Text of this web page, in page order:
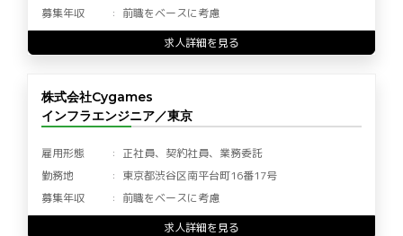
募集年収
前職をベースに考慮
求人詳細を見る
株式会社Cygames
インフラエンジニア／東京
雇用形態
正社員、契約社員、業務委託
勤務地
東京都渋谷区南平台町16番17号
募集年収
前職をベースに考慮
求人詳細を見る